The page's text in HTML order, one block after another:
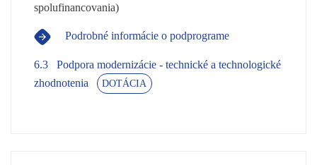
spolufinancovania)
Podrobné informácie o podprograme
6.3
Podpora modernizácie - technické a technologické
zhodnotenia
DOTÁCIA